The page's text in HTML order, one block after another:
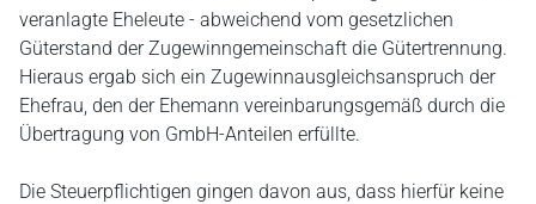
veranlagte Eheleute - abweichend vom gesetzlichen
Güterstand der Zugewinngemeinschaft die Gütertrennung.
Hieraus ergab sich ein Zugewinnausgleichsanspruch der
Ehefrau, den der Ehemann vereinbarungsgemäß durch die
Übertragung von GmbH-Anteilen erfüllte.
Die Steuerpflichtigen gingen davon aus, dass hierfür keine